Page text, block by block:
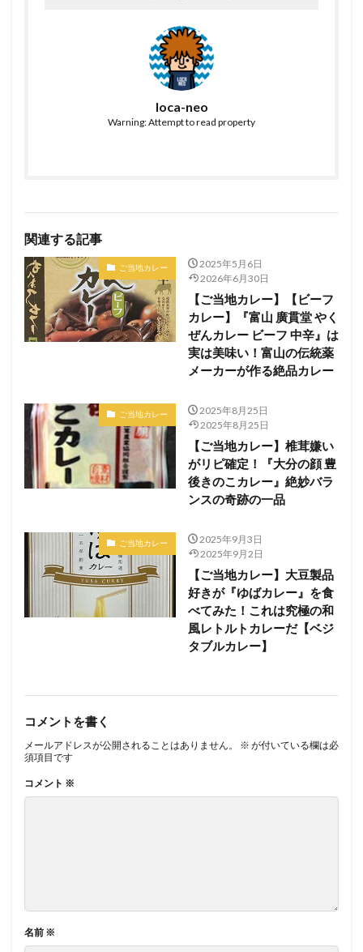
loca-neo
Warning: Attempt to read property
関連する記事
ご当地カレー
2025年5月6日
2026年6月30日
【ご当地カレー】【ビーフ
カレー】『富山 廣貫堂 やく
ぜんカレー ビーフ 中辛』は
実は美味い！富山の伝統薬
メーカーが作る絶品カレー
ご当地カレー
2025年8月25日
2025年8月25日
【ご当地カレー】椎茸嫌い
がリピ確定！『大分の顔 豊
後きのこカレー』絶妙バラ
ンスの奇跡の一品
ご当地カレー
2025年9月3日
2025年9月2日
【ご当地カレー】大豆製品
好きが『ゆばカレー』を食
べてみた！これは究極の和
風レトルトカレーだ【ベジ
タブルカレー】
コメントを書く
メールアドレスが公開されることはありません。 ※ が付いている欄は必
須項目です
コメント ※
名前 ※